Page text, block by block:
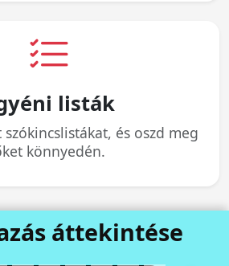
listák
és oszd meg
könnyedén.
áttekintése